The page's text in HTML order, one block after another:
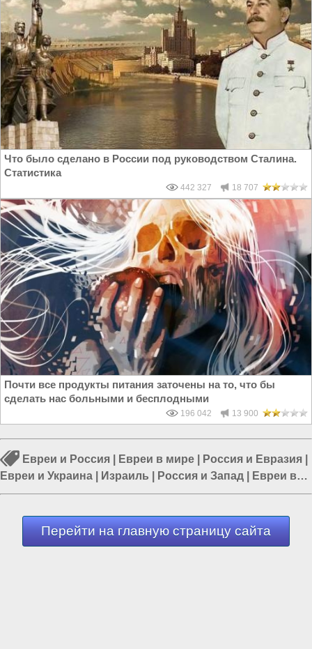
Что было сделано в России под руководством Сталина.
Статистика
442 327 18 707
Почти все продукты питания заточены на то, что бы
сделать нас больными и бесплодными
196 042 13 900
Евреи и Россия Евреи в мире Россия и Евразия
Евреи и Украина
Израиль Россия и Запад
Евреи в
России
Перейти на главную страницу сайта